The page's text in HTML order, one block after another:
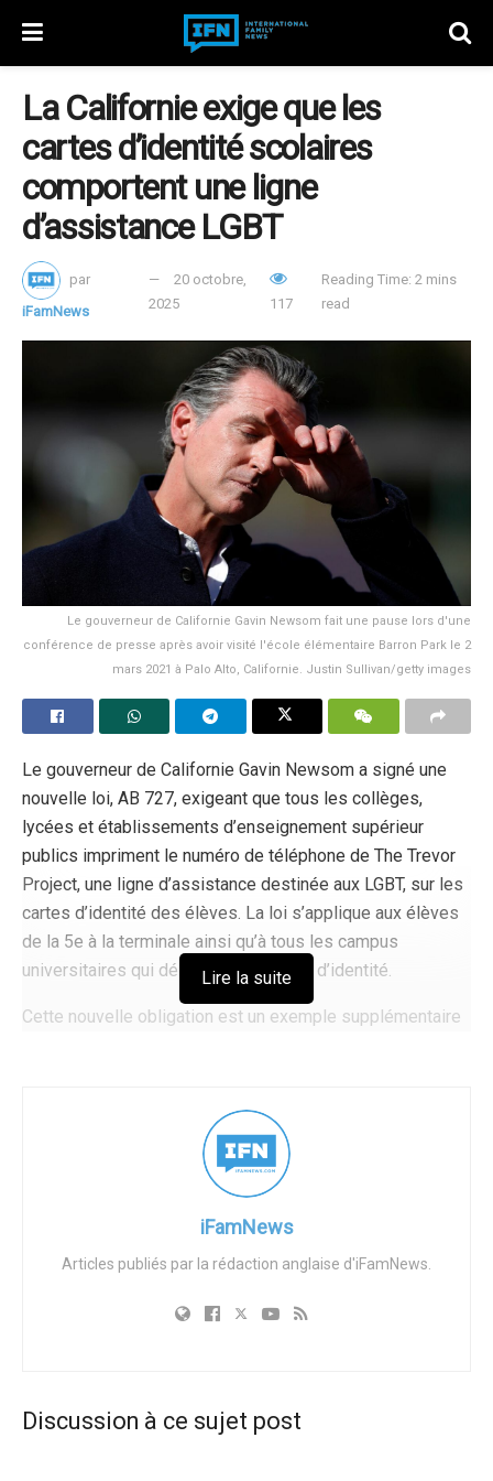
La Californie exige que les
cartes d’identité scolaires
comportent une ligne
d’assistance LGBT
par
iFamNews
20 octobre,
2025
117
Reading Time: 2 mins
read
Le gouverneur de Californie Gavin Newsom fait une pause lors d'une
conférence de presse après avoir visité l'école élémentaire Barron Park le 2
mars 2021 à Palo Alto, Californie. Justin Sullivan/getty images
Le gouverneur de Californie Gavin Newsom a signé une
nouvelle loi, AB 727, exigeant que tous les collèges,
lycées et établissements d’enseignement supérieur
publics impriment le numéro de téléphone de The Trevor
Project, une ligne d’assistance destinée aux LGBT, sur les
cartes d’identité des élèves. La loi s’applique aux élèves
de la 5e à la terminale ainsi qu’à tous les campus
universitaires qui délivrent des cartes d’identité.
Cette nouvelle obligation est un exemple supplémentaire
ressources de santé mentale neutres accessibles à tous
les élèves, l’État a choisi une ligne d’assistance qui se
présente explicitement comme militante LGBT. The Trevor
Project défend depuis longtemps des positions alignées
mineurs devraient avoir accès aux procédures de
transition de genre sans le consentement parental.
reconnus » et « soutenus ». Le député Mark González, qui
a parrainé le projet de loi, a fait écho à ces propos,
Lire la suite
iFamNews
Articles publiés par la rédaction anglaise d'iFamNews.
Discussion à ce sujet post